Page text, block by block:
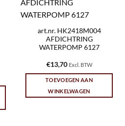
art.nr. HK2418M004
AFDICHTRING
WATERPOMP 6127
€13,70 Excl. BTW
TOEVOEGEN AAN
WINKELWAGEN